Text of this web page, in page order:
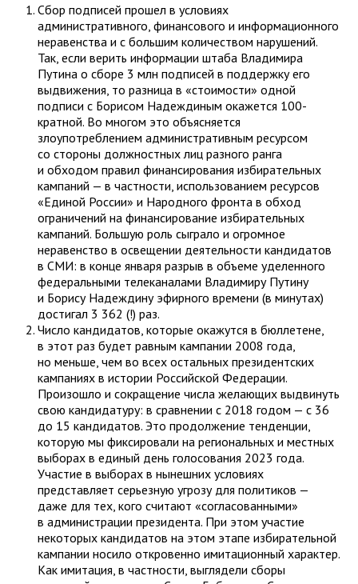
Сбор подписей прошел в условиях
административного, финансового и информационного
неравенства и с большим количеством нарушений.
Так, если верить информации штаба Владимира
Путина о сборе 3 млн подписей в поддержку его
выдвижения, то разница в «стоимости» одной
подписи с Борисом Надеждиным окажется 100-
кратной. Во многом это объясняется
злоупотреблением административным ресурсом
со стороны должностных лиц разного ранга
и обходом правил финансирования избирательных
кампаний — в частности, использованием ресурсов
«Единой России» и Народного фронта в обход
ограничений на финансирование избирательных
кампаний. Большую роль сыграло и огромное
неравенство в освещении деятельности кандидатов
в СМИ: в конце января разрыв в объеме уделенного
федеральными телеканалами Владимиру Путину
и Борису Надеждину эфирного времени (в минутах)
достигал 3 362 (!) раз.
Число кандидатов, которые окажутся в бюллетене,
в этот раз будет равным кампании 2008 года,
но меньше, чем во всех остальных президентских
кампаниях в истории Российской Федерации.
Произошло и сокращение числа желающих выдвинуть
свою кандидатуру: в сравнении с 2018 годом — с 36
до 15 кандидатов. Это продолжение тенденции,
которую мы фиксировали на региональных и местных
выборах в единый день голосования 2023 года.
Участие в выборах в нынешних условиях
представляет серьезную угрозу для политиков —
даже для тех, кого считают «согласованными»
в администрации президента. При этом участие
некоторых кандидатов на этом этапе избирательной
кампании носило откровенно имитационный характер.
Как имитация, в частности, выглядели сборы